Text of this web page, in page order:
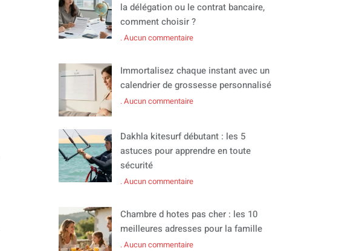
la délégation ou le contrat bancaire,
comment choisir ?
Aucun commentaire
Immortalisez chaque instant avec un
calendrier de grossesse personnalisé
Aucun commentaire
Dakhla kitesurf débutant : les 5
astuces pour apprendre en toute
sécurité
Aucun commentaire
Chambre d hotes pas cher : les 10
meilleures adresses pour la famille
Aucun commentaire